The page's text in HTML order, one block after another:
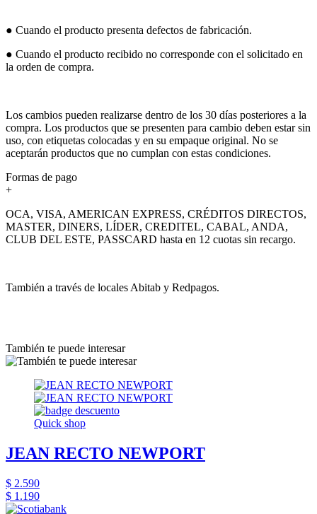
● Cuando el producto presenta defectos de fabricación.
● Cuando el producto recibido no corresponde con el solicitado en
la orden de compra.
Los cambios pueden realizarse dentro de los 30 días posteriores a la
compra. Los productos que se presenten para cambio deben estar sin
uso, con etiquetas colocadas y en su empaque original. No se
aceptarán productos que no cumplan con estas condiciones.
Formas de pago
+
OCA, VISA, AMERICAN EXPRESS, CRÉDITOS DIRECTOS,
MASTER, DINERS, LÍDER, CREDITEL, CABAL, ANDA,
CLUB DEL ESTE, PASSCARD hasta en 12 cuotas sin recargo.
También a través de locales Abitab y Redpagos.
También te puede interesar
Quick shop
JEAN RECTO NEWPORT
$ 2.590
$ 1.190